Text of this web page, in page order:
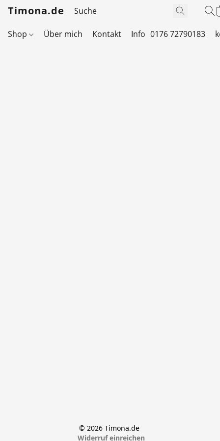
Timona.de
Shop Über mich Kontakt Info 0176 72790183
© 2026 Timona.de
Widerruf einreichen